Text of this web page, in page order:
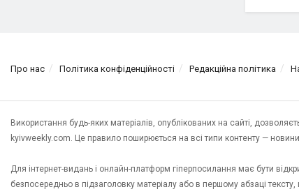
Про нас Політика конфіденційності Редакційна політика
Використання будь-яких матеріалів, опублікованих на сайті,
kyivweekly.com. Це правило поширюється на всі типи контенту — новини,
Для інтернет-видань і онлайн-платформ гіперпосилання має бути
безпосередньо в підзаголовку матеріалу або в першому абзаці